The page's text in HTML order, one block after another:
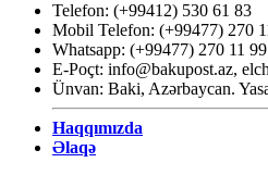
Telefon: (+99412) 530 61 83
Mobil Telefon: (+99477) 270
Whatsapp: (+99477) 270 11 99
E-Poçt: info@bakupost.az,
Ünvan: Baki, Azərbaycan.
Haqqımızda
Əlaqə